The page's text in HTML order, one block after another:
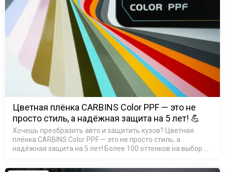
Цветная плёнка CARBINS Color PPF — это не
просто стиль, а надёжная защита на 5 лет! 💪
Хочешь преобразить авто и защитить кузов? Цветная
плёнка CARBINS Color PPF — это не просто стиль, а
надёжная защита на 5 лет! Более 100 оттенков на выбор —